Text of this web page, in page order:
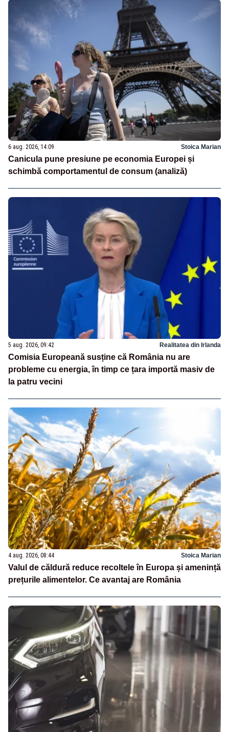
6 aug. 2026, 14:09 Stoica Marian
Canicula pune presiune pe economia Europei și
schimbă comportamentul de consum (analiză)
5 aug. 2026, 09:42 Realitatea din Irlanda
Comisia Europeană susține că România nu are
probleme cu energia, în timp ce țara importă masiv de
la patru vecini
4 aug. 2026, 08:44 Stoica Marian
Valul de căldură reduce recoltele în Europa și amenință
prețurile alimentelor. Ce avantaj are România